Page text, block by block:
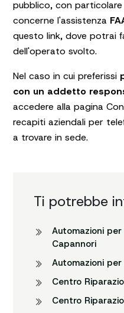
pubblico, con
concerne l'assistenza
questo link, dove potrai
dell'operato svolto.
Nel caso in cui preferissi
con un addetto
accedere alla pagina
recapiti aziendali per
a trovare in sede.
Ti potrebbe
Automazioni
Capannori
Automazioni
Centro
Centro